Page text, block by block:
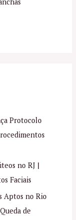
Protocolo
no RJ |
Faciais
Aptos no Rio
de